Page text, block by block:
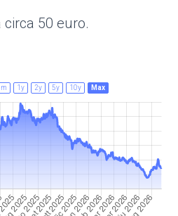
circa 50 euro.
1y 2y 5y 10y Max